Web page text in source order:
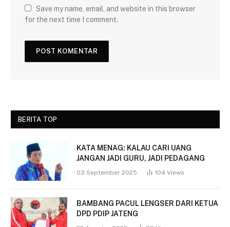
Save my name, email, and website in this browser
for the next time I comment.
BERITA TOP
KATA MENAG: KALAU CARI UANG
JANGAN JADI GURU, JADI PEDAGANG
03 September 2025 104 Views
BAMBANG PACUL LENGSER DARI KETUA
DPD PDIP JATENG